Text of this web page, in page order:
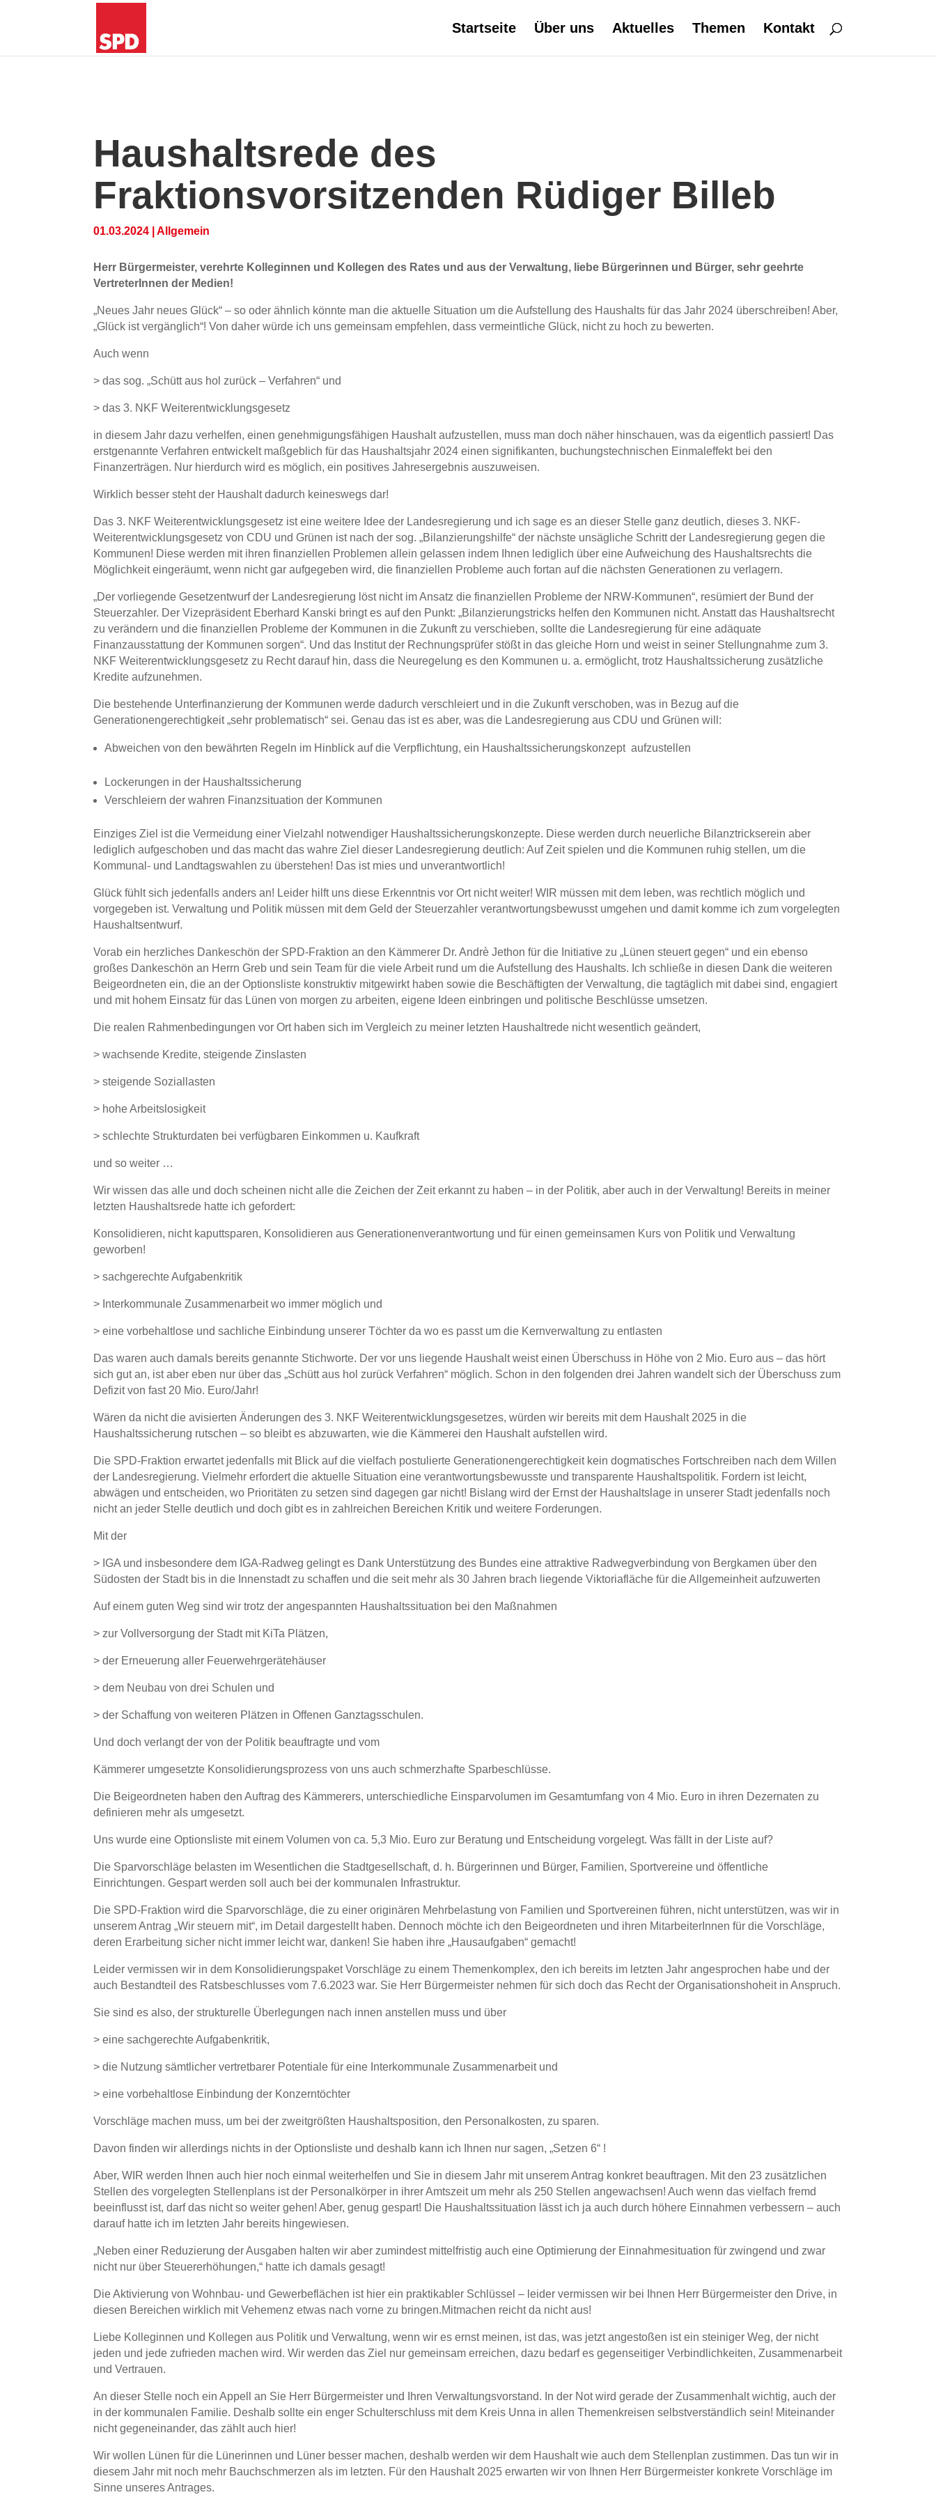
Startseite Über uns Aktuelles Themen Kontakt
Haushaltsrede des
Fraktionsvorsitzenden Rüdiger Billeb
01.03.2024 |Allgemein
Herr Bürgermeister, verehrte Kolleginnen und Kollegen des Rates und aus der Verwaltung, liebe Bürgerinnen und Bürger,sehr geehrte
VertreterInnen der Medien!
„Neues Jahr neues Glück“ – so oder ähnlich könnte man die aktuelle Situation um die Aufstellung des Haushalts für das Jahr 2024 überschreiben! Aber,
„Glück ist vergänglich“! Von daher würde ich uns gemeinsam empfehlen, dass vermeintliche Glück, nicht zu hoch zu bewerten.
Auch wenn
> das sog. „Schütt aus hol zurück – Verfahren“ und
> das 3. NKF Weiterentwicklungsgesetz
in diesem Jahr dazu verhelfen, einen genehmigungsfähigen Haushalt aufzustellen, muss man doch näher hinschauen, was da eigentlich passiert! Das
erstgenannte Verfahren entwickelt maßgeblich für das Haushaltsjahr 2024 einen signifikanten, buchungstechnischen Einmaleffekt bei den
Finanzerträgen. Nur hierdurch wird es möglich, ein positives Jahresergebnis auszuweisen.
Wirklich besser steht der Haushalt dadurch keineswegs dar!
Das 3. NKF Weiterentwicklungsgesetz ist eine weitere Idee der Landesregierung und ich sage es an dieser Stelle ganz deutlich, dieses 3. NKF-
Weiterentwicklungsgesetz von CDU und Grünen ist nach der sog. „Bilanzierungshilfe“ der nächste unsägliche Schritt der Landesregierung gegen die
Kommunen! Diese werden mit ihren finanziellen Problemen allein gelassen indem Ihnen lediglich über eine Aufweichung des Haushaltsrechts die
Möglichkeit eingeräumt, wenn nicht gar aufgegeben wird, die finanziellen Probleme auch fortan auf die nächsten Generationen zu verlagern.
„Der vorliegende Gesetzentwurf der Landesregierung löst nicht im Ansatz die finanziellen Probleme der NRW-Kommunen“, resümiert der Bund der
Steuerzahler. Der Vizepräsident Eberhard Kanski bringt es auf den Punkt: „Bilanzierungstricks helfen den Kommunen nicht. Anstatt das Haushaltsrecht
zu verändern und die finanziellen Probleme der Kommunen in die Zukunft zu verschieben, sollte die Landesregierung für eine adäquate
Finanzausstattung der Kommunen sorgen“. Und das Institut der Rechnungsprüfer stößt in das gleiche Horn und weist in seiner Stellungnahme zum 3.
NKF Weiterentwicklungsgesetz zu Recht darauf hin, dass die Neuregelung es den Kommunen u. a. ermöglicht, trotz Haushaltssicherung zusätzliche
Kredite aufzunehmen.
Die bestehende Unterfinanzierung der Kommunen werde dadurch verschleiert und in die Zukunft verschoben, was in Bezug auf die
Generationengerechtigkeit „sehr problematisch“ sei. Genau das ist es aber, was die Landesregierung aus CDU und Grünen will:
Abweichen von den bewährten Regeln im Hinblick auf die Verpflichtung,ein Haushaltssicherungskonzept aufzustellen
Lockerungen in der Haushaltssicherung
Verschleiern der wahren Finanzsituation der Kommunen
Einziges Ziel ist die Vermeidung einer Vielzahl notwendiger Haushaltssicherungskonzepte. Diese werden durch neuerliche Bilanztrickserein aber
lediglich aufgeschoben und das macht das wahre Ziel dieser Landesregierung deutlich: Auf Zeit spielen und die Kommunen ruhig stellen, um die
Kommunal- und Landtagswahlen zu überstehen! Das ist mies und unverantwortlich!
Glück fühlt sich jedenfalls anders an! Leider hilft uns diese Erkenntnis vor Ort nicht weiter! WIR müssen mit dem leben, was rechtlich möglich und
vorgegeben ist. Verwaltung und Politik müssen mit dem Geld der Steuerzahler verantwortungsbewusst umgehen und damit komme ich zum vorgelegten
Haushaltsentwurf.
Vorab ein herzliches Dankeschön der SPD-Fraktion an den Kämmerer Dr. Andrè Jethon für die Initiative zu „Lünen steuert gegen“ und ein ebenso
großes Dankeschön an Herrn Greb und sein Team für die viele Arbeit rund um die Aufstellung des Haushalts. Ich schließe in diesen Dank die weiteren
Beigeordneten ein, die an der Optionsliste konstruktiv mitgewirkt haben sowie die Beschäftigten der Verwaltung, die tagtäglich mit dabei sind, engagiert
und mit hohem Einsatz für das Lünen von morgen zu arbeiten, eigene Ideen einbringen und politische Beschlüsse umsetzen.
Die realen Rahmenbedingungen vor Ort haben sich im Vergleich zu meiner letzten Haushaltrede nicht wesentlich geändert,
> wachsende Kredite, steigende Zinslasten
> steigende Soziallasten
> hohe Arbeitslosigkeit
> schlechte Strukturdaten bei verfügbaren Einkommen u. Kaufkraft
und so weiter …
Wir wissen das alle und doch scheinen nicht alle die Zeichen der Zeit erkannt zu haben – in der Politik, aber auch in der Verwaltung! Bereits in meiner
letzten Haushaltsrede hatte ich gefordert:
Konsolidieren, nicht kaputtsparen, Konsolidieren aus Generationenverantwortung und für einen gemeinsamen Kurs von Politik und Verwaltung
geworben!
> sachgerechte Aufgabenkritik
> Interkommunale Zusammenarbeit wo immer möglich und
> eine vorbehaltlose und sachliche Einbindung unserer Töchter da wo es passt um die Kernverwaltung zu entlasten
Das waren auch damals bereits genannte Stichworte. Der vor uns liegende Haushalt weist einen Überschuss in Höhe von 2 Mio. Euro aus – das hört
sich gut an, ist aber eben nur über das „Schütt aus hol zurück Verfahren“ möglich. Schon in den folgenden drei Jahren wandelt sich der Überschuss zum
Defizit von fast 20 Mio. Euro/Jahr!
Wären da nicht die avisierten Änderungen des 3. NKF Weiterentwicklungsgesetzes, würden wir bereits mit dem Haushalt 2025 in die
Haushaltssicherung rutschen – so bleibt es abzuwarten, wie die Kämmerei den Haushalt aufstellen wird.
Die SPD-Fraktion erwartet jedenfalls mit Blick auf die vielfach postulierte Generationengerechtigkeit kein dogmatisches Fortschreiben nach dem Willen
der Landesregierung. Vielmehr erfordert die aktuelle Situation eine verantwortungsbewusste und transparente Haushaltspolitik. Fordern ist leicht,
abwägen und entscheiden, wo Prioritäten zu setzen sind dagegen gar nicht! Bislang wird der Ernst der Haushaltslage in unserer Stadt jedenfalls noch
nicht an jeder Stelle deutlich und doch gibt es in zahlreichen Bereichen Kritik und weitere Forderungen.
Mit der
> IGA und insbesondere dem IGA-Radweg gelingt es Dank Unterstützung des Bundes eine attraktive Radwegverbindung von Bergkamen über den
Südosten der Stadt bis in die Innenstadt zu schaffen und die seit mehr als 30 Jahren brach liegende Viktoriafläche für die Allgemeinheit aufzuwerten
Auf einem guten Weg sind wir trotz der angespannten Haushaltssituation bei den Maßnahmen
> zur Vollversorgung der Stadt mit KiTa Plätzen,
> der Erneuerung aller Feuerwehrgerätehäuser
> dem Neubau von drei Schulen und
> der Schaffung von weiteren Plätzen in Offenen Ganztagsschulen.
Und doch verlangt der von der Politik beauftragte und vom
Kämmerer umgesetzte Konsolidierungsprozess von uns auch schmerzhafte Sparbeschlüsse.
Die Beigeordneten haben den Auftrag des Kämmerers, unterschiedliche Einsparvolumen im Gesamtumfang von 4 Mio. Euro in ihren Dezernaten zu
definieren mehr als umgesetzt.
Uns wurde eine Optionsliste mit einem Volumen von ca. 5,3 Mio. Euro zur Beratung und Entscheidung vorgelegt. Was fällt in der Liste auf?
Die Sparvorschläge belasten im Wesentlichen die Stadtgesellschaft, d. h. Bürgerinnen und Bürger, Familien, Sportvereine und öffentliche
Einrichtungen. Gespart werden soll auch bei der kommunalen Infrastruktur.
Die SPD-Fraktion wird die Sparvorschläge, die zu einer originären Mehrbelastung von Familien und Sportvereinen führen, nicht unterstützen, was wir in
unserem Antrag „Wir steuern mit“, im Detail dargestellt haben. Dennoch möchte ich den Beigeordneten und ihren MitarbeiterInnen für die Vorschläge,
deren Erarbeitung sicher nicht immer leicht war, danken! Sie haben ihre „Hausaufgaben“ gemacht!
Leider vermissen wir in dem Konsolidierungspaket Vorschläge zu einem Themenkomplex, den ich bereits im letzten Jahr angesprochen habe und der
auch Bestandteil des Ratsbeschlusses vom 7.6.2023 war. Sie Herr Bürgermeister nehmen für sich doch das Recht der Organisationshoheit in Anspruch.
Sie sind es also, der strukturelle Überlegungen nach innen anstellen muss und über
> eine sachgerechte Aufgabenkritik,
> die Nutzung sämtlicher vertretbarer Potentiale für eine Interkommunale Zusammenarbeit und
> eine vorbehaltlose Einbindung der Konzerntöchter
Vorschläge machen muss, um bei der zweitgrößten Haushaltsposition, den Personalkosten, zu sparen.
Davon finden wir allerdings nichts in der Optionsliste und deshalb kann ich Ihnen nur sagen, „Setzen 6“ !
Aber, WIR werden Ihnen auch hier noch einmal weiterhelfen und Sie in diesem Jahr mit unserem Antrag konkret beauftragen. Mit den 23 zusätzlichen
Stellen des vorgelegten Stellenplans ist der Personalkörper in ihrer Amtszeit um mehr als 250 Stellen angewachsen! Auch wenn das vielfach fremd
beeinflusst ist, darf das nicht so weiter gehen! Aber, genug gespart! Die Haushaltssituation lässt ich ja auch durch höhere Einnahmen verbessern – auch
darauf hatte ich im letzten Jahr bereits hingewiesen.
„Neben einer Reduzierung der Ausgaben halten wir aber zumindest mittelfristig auch eine Optimierung der Einnahmesituation für zwingend und zwar
nicht nur über Steuererhöhungen,“ hatte ich damals gesagt!
Die Aktivierung von Wohnbau- und Gewerbeflächen ist hier ein praktikabler Schlüssel – leider vermissen wir bei Ihnen Herr Bürgermeister den Drive, in
diesen Bereichen wirklich mit Vehemenz etwas nach vorne zu bringen.Mitmachen reicht da nicht aus!
Liebe Kolleginnen und Kollegen aus Politik und Verwaltung, wenn wir es ernst meinen, ist das, was jetzt angestoßen ist ein steiniger Weg, der nicht
jeden und jede zufrieden machen wird. Wir werden das Ziel nur gemeinsam erreichen, dazu bedarf es gegenseitiger Verbindlichkeiten, Zusammenarbeit
und Vertrauen.
An dieser Stelle noch ein Appell an Sie Herr Bürgermeister und Ihren Verwaltungsvorstand. In der Not wird gerade der Zusammenhalt wichtig, auch der
in der kommunalen Familie. Deshalb sollte ein enger Schulterschluss mit dem Kreis Unna in allen Themenkreisen selbstverständlich sein! Miteinander
nicht gegeneinander, das zählt auch hier!
Wir wollen Lünen für die Lünerinnen und Lüner besser machen, deshalb werden wir dem Haushalt wie auch dem Stellenplan zustimmen. Das tun wir in
diesem Jahr mit noch mehr Bauchschmerzen als im letzten. Für den Haushalt 2025 erwarten wir von Ihnen Herr Bürgermeister konkrete Vorschläge im
Sinne unseres Antrages.